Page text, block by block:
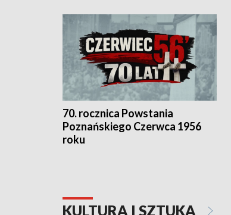
70. rocznica Powstania
Poznańskiego Czerwca 1956
roku
KULTURA I SZTUKA